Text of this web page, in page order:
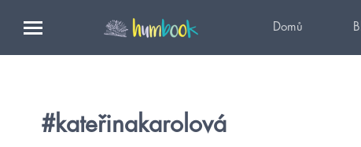
Domů
#kateřinakarolová